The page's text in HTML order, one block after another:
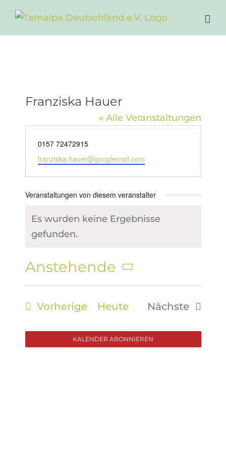
Inhalt
springen
Franziska Hauer
« Alle Veranstaltungen
Telefon
‭0157 72472915‬
Email
franziska.hauer@googlemail.com
Veranstaltungen von diesem veranstalter
Hinweis
Es wurden keine Ergebnisse
gefunden.
Anstehende
Datum
wählen.
VorherigeVeranstaltungen
Heute
Nächste
KALENDER ABONNIEREN